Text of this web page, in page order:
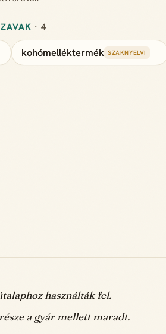
· 4
kohómelléktermék SZAKNYELVI
használták fel.
a gyár mellett maradt.